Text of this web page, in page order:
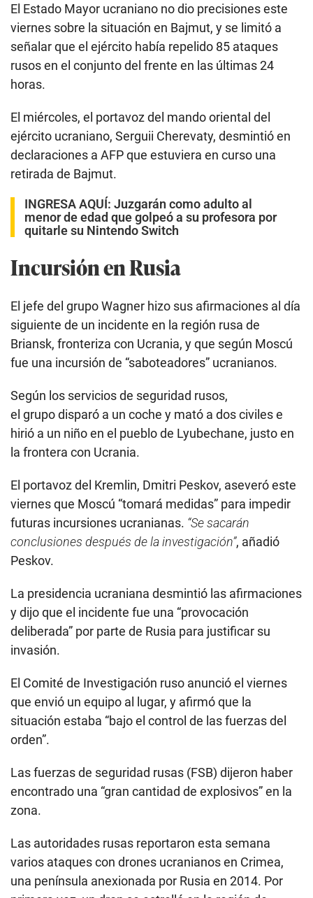
El Estado Mayor ucraniano no dio precisiones este
viernes sobre la situación en Bajmut, y se limitó a
señalar que el ejército había repelido 85 ataques
rusos en el conjunto del frente en las últimas 24
horas.
El miércoles, el portavoz del mando oriental del
ejército ucraniano, Serguii Cherevaty, desmintió en
declaraciones a AFP que estuviera en curso una
retirada de Bajmut.
INGRESA AQUÍ: Juzgarán como adulto al
menor de edad que golpeó a su profesora por
quitarle su Nintendo Switch
Incursión en Rusia
El jefe del grupo Wagner hizo sus afirmaciones al día
siguiente de un incidente en la región rusa de
Briansk, fronteriza con Ucrania, y que según Moscú
fue una incursión de “saboteadores” ucranianos.
Según los servicios de seguridad rusos,
el grupo disparó a un coche y mató a dos civiles e
hirió a un niño en el pueblo de Lyubechane, justo en
la frontera con Ucrania.
El portavoz del Kremlin, Dmitri Peskov, aseveró este
viernes que Moscú “tomará medidas” para impedir
futuras incursiones ucranianas. “Se sacarán
conclusiones después de la investigación”, añadió
Peskov.
La presidencia ucraniana desmintió las afirmaciones
y dijo que el incidente fue una “provocación
deliberada” por parte de Rusia para justificar su
invasión.
El Comité de Investigación ruso anunció el viernes
que envió un equipo al lugar, y afirmó que la
situación estaba “bajo el control de las fuerzas del
orden”.
Las fuerzas de seguridad rusas (FSB) dijeron haber
encontrado una “gran cantidad de explosivos” en la
zona.
Las autoridades rusas reportaron esta semana
varios ataques con drones ucranianos en Crimea,
una península anexionada por Rusia en 2014. Por